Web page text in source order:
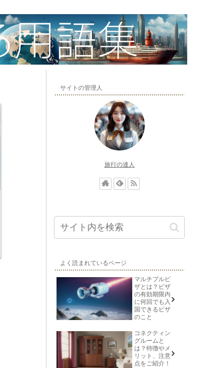
サイトの管理人
旅行の達人
よく読まれているページ
マルチプルビ
ザとは？ビザ
の有効期限内
に何回でも入
国できるビザ
のこと
コネクティン
グルームと
は？特徴やメ
リット、注意
点をご紹介！